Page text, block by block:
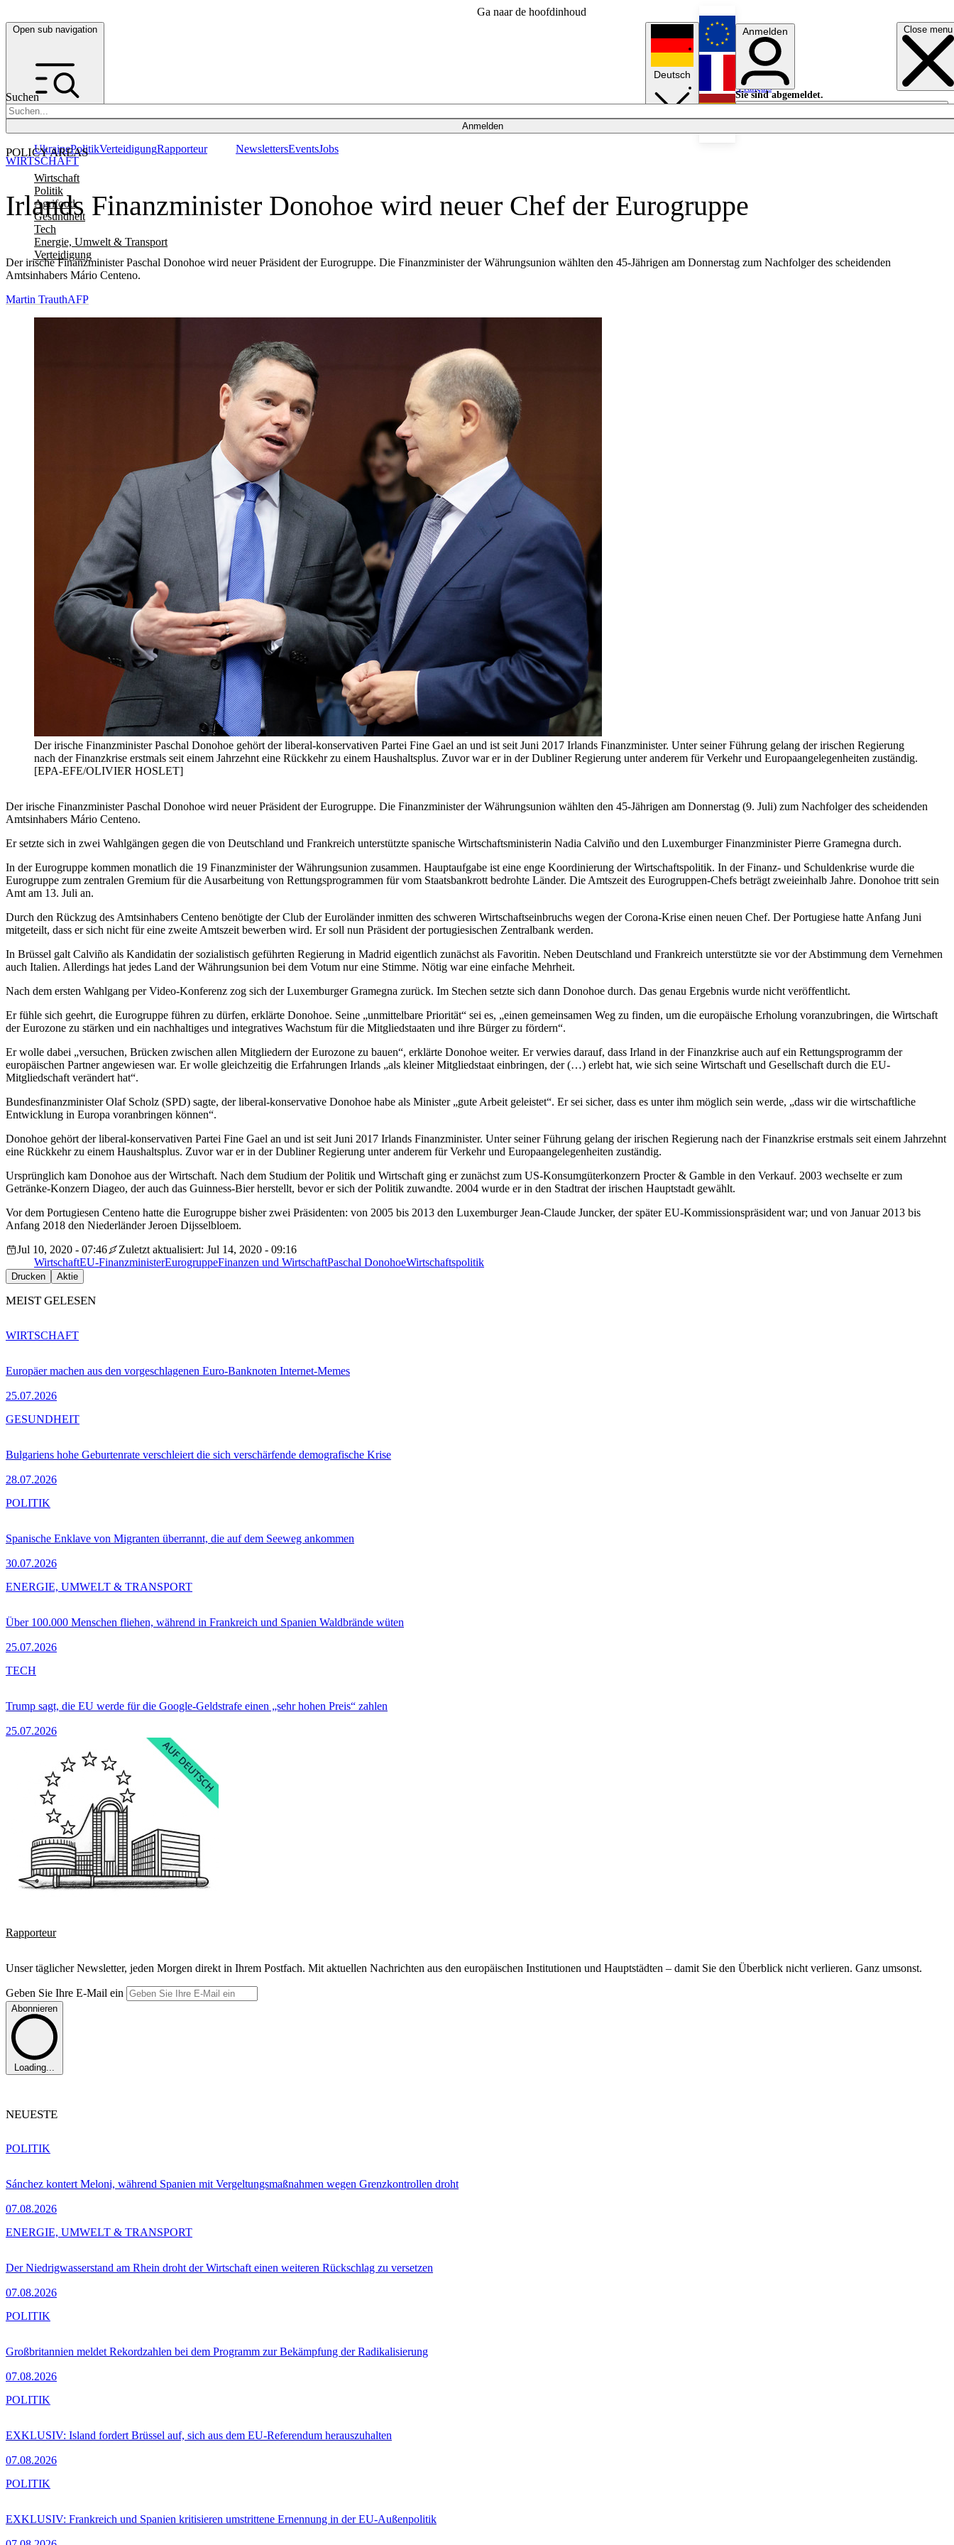
Ga naar de hoofdinhoud
Open sub navigation Close menu
Suchen
Anmelden
POLICY AREAS
Wirtschaft
Politik
Agrifood
Gesundheit
Tech
Energie, Umwelt & Transport
Verteidigung
UkrainePolitikVerteidigungRapporteur NewslettersEventsJobs
Deutsch
English
Français
Anmelden
Sie sind abgemeldet.
Anmelden
Licht aus
Irlands Finanzminister Donohoe wird neuer Chef der Eurogruppe
Der irische Finanzminister Paschal Donohoe wird neuer Präsident der Eurogruppe. Die Finanzminister der Währungsunion wählten den 45-Jährigen am Donnerstag zum Nachfolger des scheidenden
Amtsinhabers Mário Centeno.
WIRTSCHAFT
Martin TrauthAFP
Der irische Finanzminister Paschal Donohoe gehört der liberal-konservativen Partei Fine Gael an und ist seit Juni 2017 Irlands Finanzminister. Unter seiner Führung gelang der irischen Regierung
nach der Finanzkrise erstmals seit einem Jahrzehnt eine Rückkehr zu einem Haushaltsplus. Zuvor war er in der Dubliner Regierung unter anderem für Verkehr und Europaangelegenheiten zuständig.
[EPA-EFE/OLIVIER HOSLET]
Der irische Finanzminister Paschal Donohoe wird neuer Präsident der Eurogruppe. Die Finanzminister der Währungsunion wählten den 45-Jährigen am Donnerstag (9. Juli) zum Nachfolger des scheidenden
Amtsinhabers Mário Centeno.
Er setzte sich in zwei Wahlgängen gegen die von Deutschland und Frankreich unterstützte spanische Wirtschaftsministerin Nadia Calviño und den Luxemburger Finanzminister Pierre Gramegna durch.
In der Eurogruppe kommen monatlich die 19 Finanzminister der Währungsunion zusammen. Hauptaufgabe ist eine enge Koordinierung der Wirtschaftspolitik. In der Finanz- und Schuldenkrise wurde die
Eurogruppe zum zentralen Gremium für die Ausarbeitung von Rettungsprogrammen für vom Staatsbankrott bedrohte Länder. Die Amtszeit des Eurogruppen-Chefs beträgt zweieinhalb Jahre. Donohoe tritt sein
Amt am 13. Juli an.
Durch den Rückzug des Amtsinhabers Centeno benötigte der Club der Euroländer inmitten des schweren Wirtschaftseinbruchs wegen der Corona-Krise einen neuen Chef. Der Portugiese hatte Anfang Juni
mitgeteilt, dass er sich nicht für eine zweite Amtszeit bewerben wird. Er soll nun Präsident der portugiesischen Zentralbank werden.
In Brüssel galt Calviño als Kandidatin der sozialistisch geführten Regierung in Madrid eigentlich zunächst als Favoritin. Neben Deutschland und Frankreich unterstützte sie vor der Abstimmung dem Vernehmen
auch Italien. Allerdings hat jedes Land der Währungsunion bei dem Votum nur eine Stimme. Nötig war eine einfache Mehrheit.
Nach dem ersten Wahlgang per Video-Konferenz zog sich der Luxemburger Gramegna zurück. Im Stechen setzte sich dann Donohoe durch. Das genau Ergebnis wurde nicht veröffentlicht.
Er fühle sich geehrt, die Eurogruppe führen zu dürfen, erklärte Donohoe. Seine „unmittelbare Priorität“ sei es, „einen gemeinsamen Weg zu finden, um die europäische Erholung voranzubringen, die Wirtschaft
der Eurozone zu stärken und ein nachhaltiges und integratives Wachstum für die Mitgliedstaaten und ihre Bürger zu fördern“.
Er wolle dabei „versuchen, Brücken zwischen allen Mitgliedern der Eurozone zu bauen“, erklärte Donohoe weiter. Er verwies darauf, dass Irland in der Finanzkrise auch auf ein Rettungsprogramm der
europäischen Partner angewiesen war. Er wolle gleichzeitig die Erfahrungen Irlands „als kleiner Mitgliedstaat einbringen, der (…) erlebt hat, wie sich seine Wirtschaft und Gesellschaft durch die EU-
Mitgliedschaft verändert hat“.
Bundesfinanzminister Olaf Scholz (SPD) sagte, der liberal-konservative Donohoe habe als Minister „gute Arbeit geleistet“. Er sei sicher, dass es unter ihm möglich sein werde, „dass wir die wirtschaftliche
Entwicklung in Europa voranbringen können“.
Donohoe gehört der liberal-konservativen Partei Fine Gael an und ist seit Juni 2017 Irlands Finanzminister. Unter seiner Führung gelang der irischen Regierung nach der Finanzkrise erstmals seit einem Jahrzehnt
eine Rückkehr zu einem Haushaltsplus. Zuvor war er in der Dubliner Regierung unter anderem für Verkehr und Europaangelegenheiten zuständig.
Ursprünglich kam Donohoe aus der Wirtschaft. Nach dem Studium der Politik und Wirtschaft ging er zunächst zum US-Konsumgüterkonzern Procter & Gamble in den Verkauf. 2003 wechselte er zum
Getränke-Konzern Diageo, der auch das Guinness-Bier herstellt, bevor er sich der Politik zuwandte. 2004 wurde er in den Stadtrat der irischen Hauptstadt gewählt.
Vor dem Portugiesen Centeno hatte die Eurogruppe bisher zwei Präsidenten: von 2005 bis 2013 den Luxemburger Jean-Claude Juncker, der später EU-Kommissionspräsident war; und von Januar 2013 bis
Anfang 2018 den Niederländer Jeroen Dijsselbloem.
Jul 10, 2020 - 07:46
Zuletzt aktualisiert: Jul 14, 2020 - 09:16
WirtschaftEU-FinanzministerEurogruppeFinanzen und WirtschaftPaschal DonohoeWirtschaftspolitik
Drucken Aktie
MEIST GELESEN
Europäer machen aus den vorgeschlagenen Euro-Banknoten Internet-Memes
25.07.2026
WIRTSCHAFT
Bulgariens hohe Geburtenrate verschleiert die sich verschärfende demografische Krise
28.07.2026
GESUNDHEIT
Spanische Enklave von Migranten überrannt, die auf dem Seeweg ankommen
30.07.2026
POLITIK
Über 100.000 Menschen fliehen, während in Frankreich und Spanien Waldbrände wüten
25.07.2026
ENERGIE, UMWELT & TRANSPORT
Trump sagt, die EU werde für die Google-Geldstrafe einen „sehr hohen Preis“ zahlen
25.07.2026
TECH
Rapporteur
Unser täglicher Newsletter, jeden Morgen direkt in Ihrem Postfach. Mit aktuellen Nachrichten aus den europäischen Institutionen und Hauptstädten – damit Sie den Überblick nicht verlieren. Ganz umsonst.
Geben Sie Ihre E-Mail ein
Abonnieren
Loading...
NEUESTE
Sánchez kontert Meloni, während Spanien mit Vergeltungsmaßnahmen wegen Grenzkontrollen droht
07.08.2026
POLITIK
Der Niedrigwasserstand am Rhein droht der Wirtschaft einen weiteren Rückschlag zu versetzen
07.08.2026
ENERGIE, UMWELT & TRANSPORT
Großbritannien meldet Rekordzahlen bei dem Programm zur Bekämpfung der Radikalisierung
07.08.2026
POLITIK
EXKLUSIV: Island fordert Brüssel auf, sich aus dem EU-Referendum herauszuhalten
07.08.2026
POLITIK
EXKLUSIV: Frankreich und Spanien kritisieren umstrittene Ernennung in der EU-Außenpolitik
POLITIK